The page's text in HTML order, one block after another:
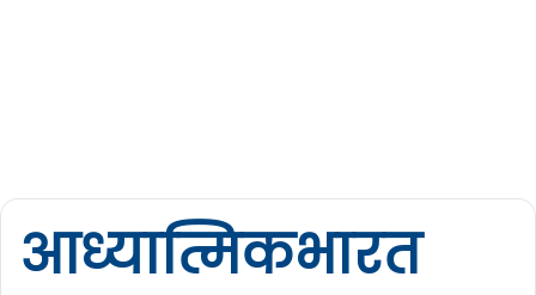
आध्यात्मिकभारत